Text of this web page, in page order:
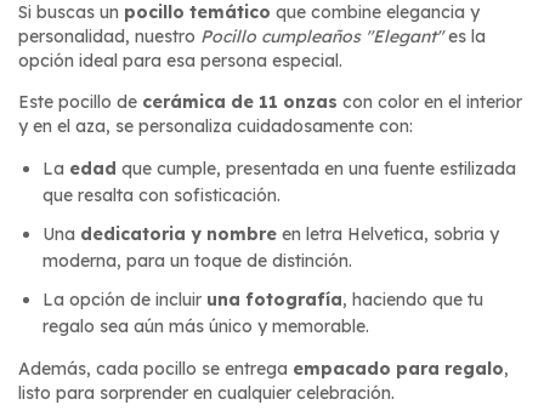
Si buscas un pocillo temático que combine elegancia y
personalidad, nuestro Pocillo cumpleaños "Elegant"es la
opción ideal para esa persona especial.
Este pocillo de cerámica de 11 onzas con color en el interior
y en el aza, se personaliza cuidadosamente con:
La edad que cumple, presentada en una fuente estilizada
que resalta con sofisticación.
Una dedicatoria y nombre en letra Helvetica, sobria y
moderna, para un toque de distinción.
La opción de incluir una fotografía, haciendo que tu
regalo sea aún más único y memorable.
Además, cada pocillo se entrega empacado para regalo,
listo para sorprender en cualquier celebración.